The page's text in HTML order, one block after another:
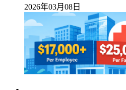
2026年03月08日